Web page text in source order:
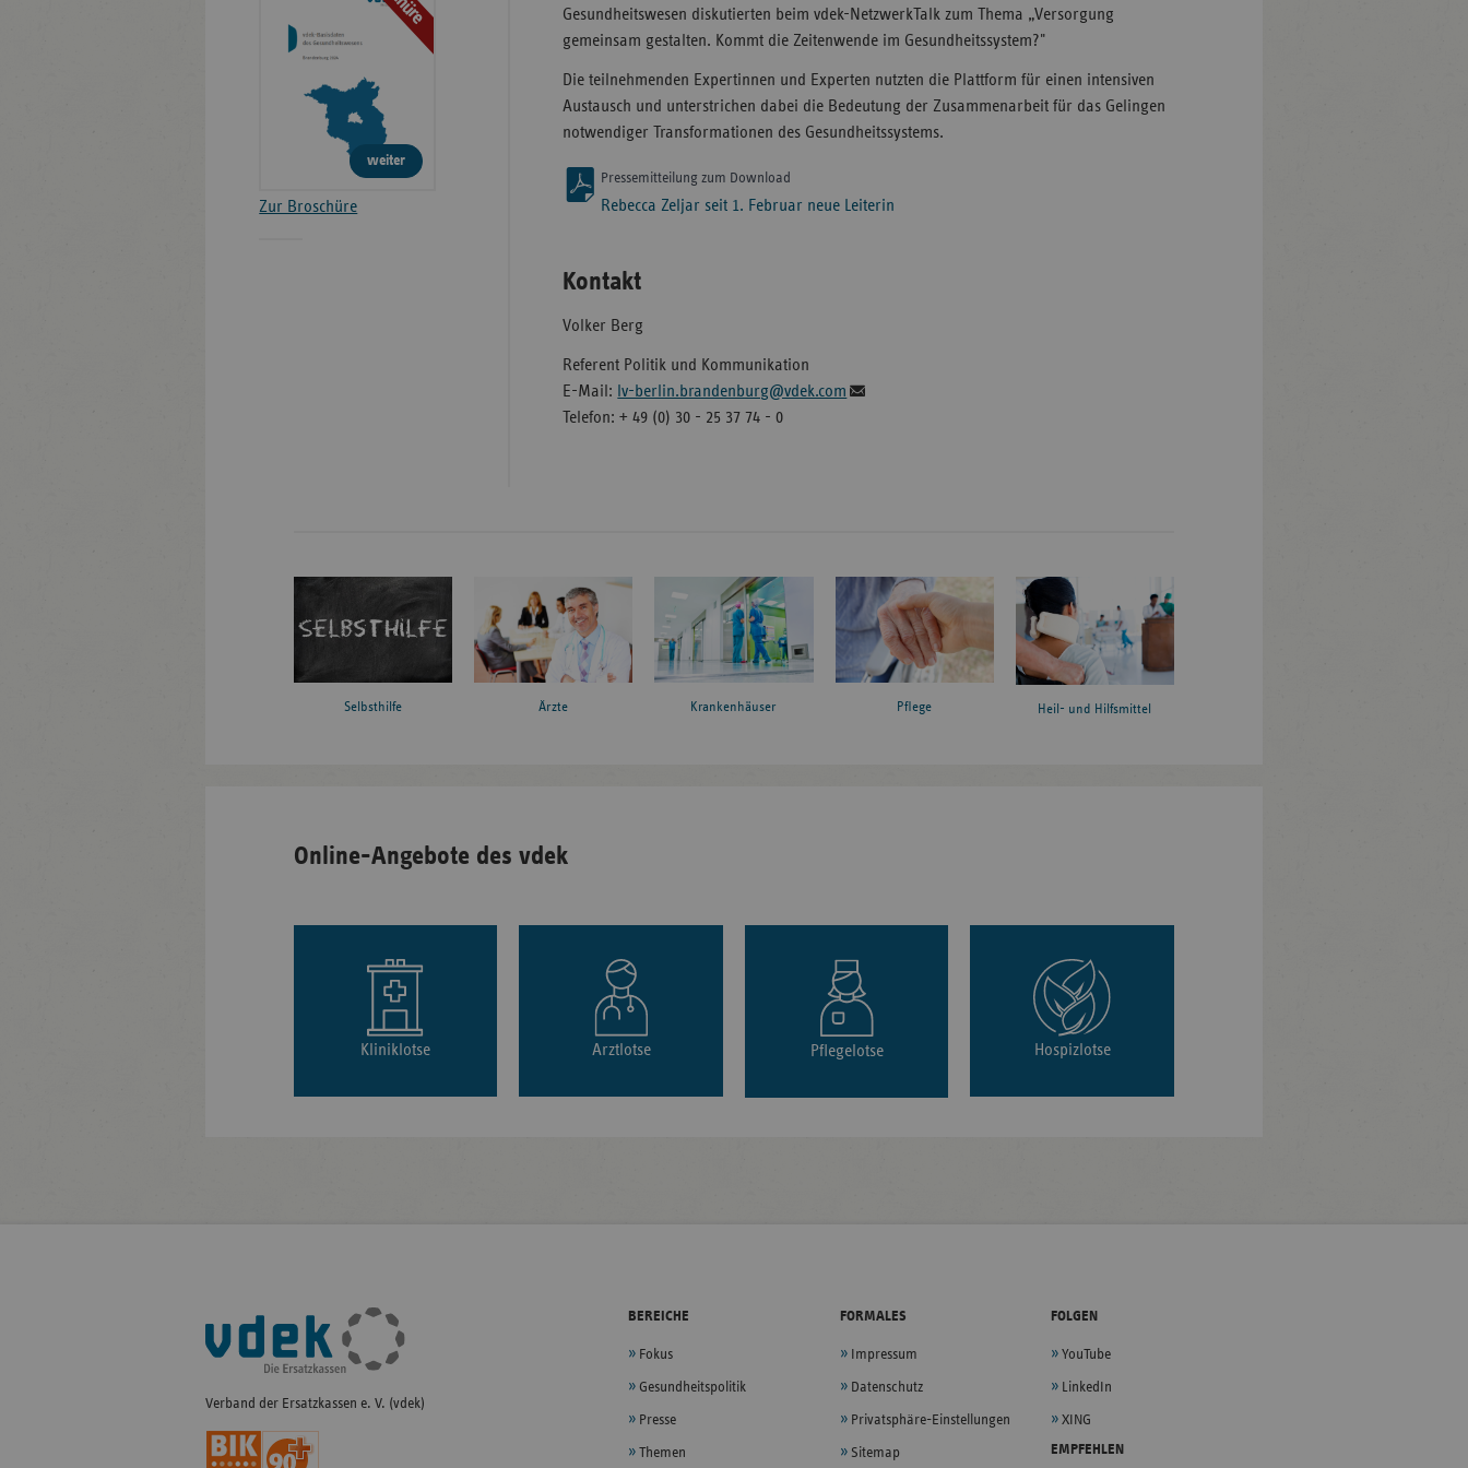
Gesundheitswesen diskutierten beim vdek-NetzwerkTalk zum Thema „Versorgung
gemeinsam gestalten. Kommt die Zeitenwende im Gesundheitssystem?"
Die teilnehmenden Expertinnen und Experten nutzten die Plattform für einen intensiven
Austausch und unterstrichen dabei die Bedeutung der Zusammenarbeit für das Gelingen
notwendiger Transformationen des Gesundheitssystems.
Pressemitteilung zum Download
Rebecca Zeljar seit 1. Februar neue Leiterin
Kontakt
Volker Berg
Referent Politik und Kommunikation
E-Mail: lv-berlin.brandenburg@vdek.com
Telefon: + 49 (0) 30 - 25 37 74 - 0
weiter
Zur Broschüre
Selbsthilfe Ärzte Krankenhäuser Pflege Heil- und Hilfsmittel
Online-Angebote des vdek
Kliniklotse Arztlotse Pflegelotse Hospizlotse
Fußleisten-
Navigation
Verband der Ersatzkassen e. V. (vdek)
BEREICHE
Fokus
Gesundheitspolitik
Presse
Themen
FORMALES
Impressum
Datenschutz
Privatsphäre-Einstellungen
Sitemap
FOLGEN
YouTube
LinkedIn
XING
EMPFEHLEN